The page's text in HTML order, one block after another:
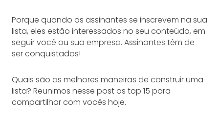
Porque quando os assinantes se inscrevem na sua
lista, eles estão interessados no seu conteúdo, em
seguir você ou sua empresa. Assinantes têm de
ser conquistados!
Quais são as melhores maneiras de construir uma
lista? Reunimos nesse post os top 15 para
compartilhar com vocês hoje.